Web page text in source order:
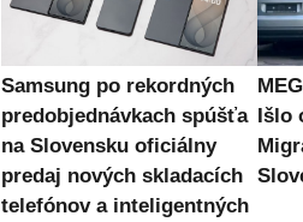
Samsung po rekordných
predobjednávkach spúšťa
na Slovensku oficiálny
predaj nových skladacích
telefónov a inteligentných
Išlo